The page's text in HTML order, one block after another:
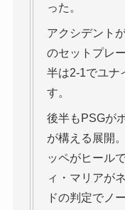
った。
アクシデント
のセットプレ
半は2-1でユナ
す。
後半もPSGが
が構える展開
ッペがヒール
ィ・マリアが
ドの判定でノ